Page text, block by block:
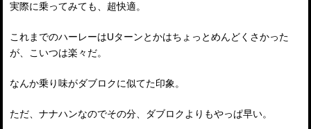
実際に乗ってみても、超快適。
これまでのハーレーはUターンとかはちょっとめんどくさかった
が、こいつは楽々だ。
なんか乗り味がダブロクに似てた印象。
ただ、ナナハンなのでその分、ダブロクよりもやっぱ早い。